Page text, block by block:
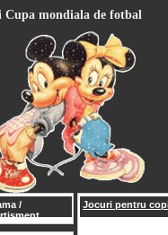
Cupa mondiala de fotbal
/
Jocuri pentru